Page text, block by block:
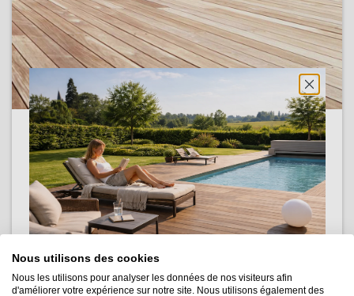
UNE LAME EN BOIS
EXOTIQUE AVEC UNE
FINITION HAUT DE
GAMME
Nos bois ont été sélectionnés pourrépondre à un
Nous utilisons des cookies
Nous les utilisons pour analyser les données de nos visiteurs afin
d'améliorer votre expérience sur notre site. Nous utilisons également des